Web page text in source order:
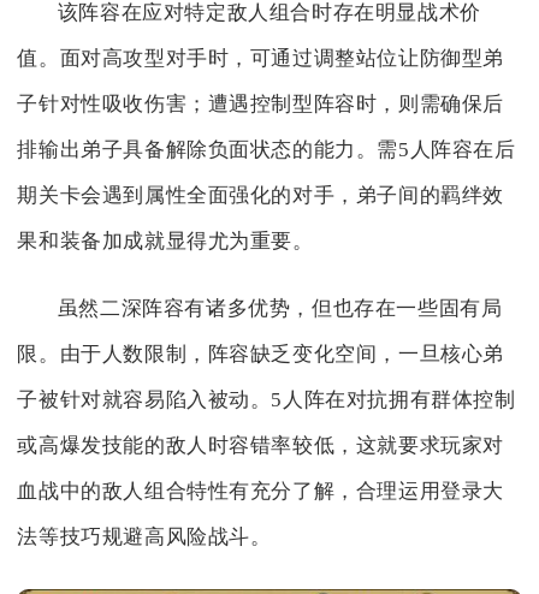
该阵容在应对特定敌人组合时存在明显战术价
值。面对高攻型对手时，可通过调整站位让防御型弟
子针对性吸收伤害；遭遇控制型阵容时，则需确保后
排输出弟子具备解除负面状态的能力。需5人阵容在后
期关卡会遇到属性全面强化的对手，弟子间的羁绊效
果和装备加成就显得尤为重要。
虽然二深阵容有诸多优势，但也存在一些固有局
限。由于人数限制，阵容缺乏变化空间，一旦核心弟
子被针对就容易陷入被动。5人阵在对抗拥有群体控制
或高爆发技能的敌人时容错率较低，这就要求玩家对
血战中的敌人组合特性有充分了解，合理运用登录大
法等技巧规避高风险战斗。